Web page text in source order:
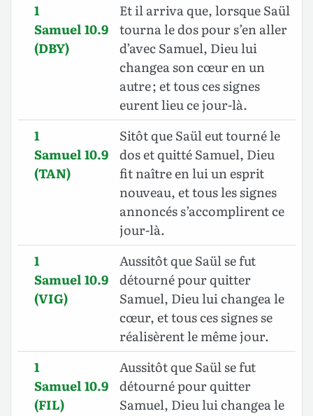
1
Samuel 10.9
(DBY)
Et il arriva que, lorsque Saül
tourna le dos pour s’en aller
d’avec Samuel, Dieu lui
changea son cœur en un
autre ; et tous ces signes
eurent lieu ce jour-là.
1
Samuel 10.9
(TAN)
Sitôt que Saül eut tourné le
dos et quitté Samuel, Dieu
fit naître en lui un esprit
nouveau, et tous les signes
annoncés s’accomplirent ce
jour-là.
1
Samuel 10.9
(VIG)
Aussitôt que Saül se fut
détourné pour quitter
Samuel, Dieu lui changea le
cœur, et tous ces signes se
réalisèrent le même jour.
1
Samuel 10.9
(FIL)
Aussitôt que Saül se fut
détourné pour quitter
Samuel, Dieu lui changea le